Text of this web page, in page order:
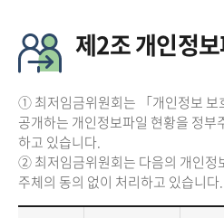
제2조 개인정
① 최저임금위원회는 「개인정보 보
공개하는 개인정보파일 현황을 정부
하고 있습니다.
② 최저임금위원회는 다음의 개인정
주체의 동의 없이 처리하고 있습니다.